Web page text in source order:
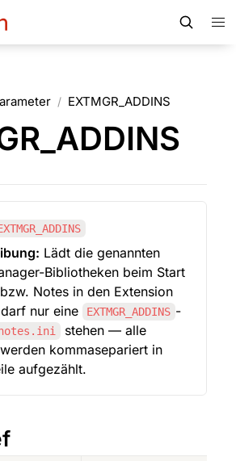
/ EXTMGR_ADDINS
Lädt die genannten
Bibliotheken beim Start
Notes in den Extension
nur eine
EXTMGR_ADDINS -
stehen — alle
kommasepariert in
aufgezählt.